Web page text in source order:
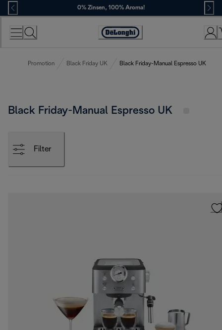
Skip
to
Content
0% Zinsen, 100% Aroma!
Erklärung
Zugänglichkeit
Promotion Black Friday UK Black Friday-Manual Espresso UK
Black Friday-Manual Espresso UK
Filter